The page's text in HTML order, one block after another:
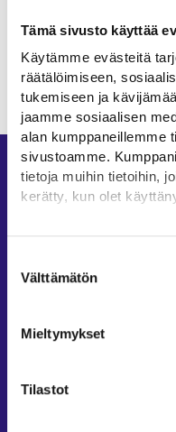
Tämä sivusto käyttää
Käytämme evästeitä
räätälöimiseen,
tukemiseen ja
jaamme sosiaalisen
alan kumppaneillemme
sivustoamme.
tietoja muihin tietoihin,
kerätty, kun olet
Löydät tietoa
Lue tarkemmin
valinta
Välttämätön
Mieltymykset
Tilastot
Oikopolut
Asiointi
Avoimet työpaikat
Työllisyysalueiden